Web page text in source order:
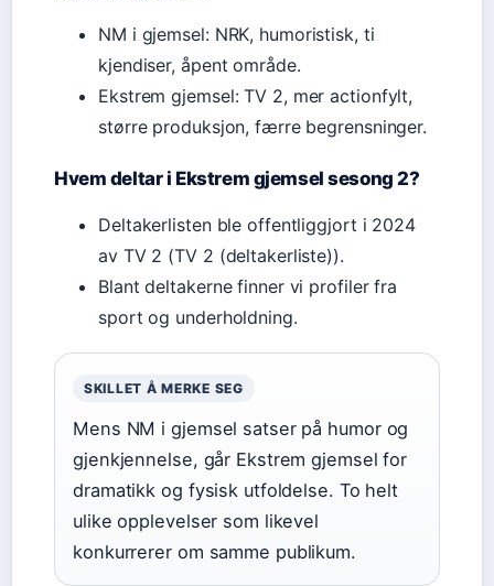
NM i gjemsel: NRK, humoristisk, ti
kjendiser, åpent område.
Ekstrem gjemsel: TV 2, mer actionfylt,
større produksjon, færre begrensninger.
Hvem deltar i Ekstrem gjemsel sesong 2?
Deltakerlisten ble offentliggjort i 2024
av TV 2 (TV 2 (deltakerliste)).
Blant deltakerne finner vi profiler fra
sport og underholdning.
SKILLET Å MERKE SEG
Mens NM i gjemsel satser på humor og
gjenkjennelse, går Ekstrem gjemsel for
dramatikk og fysisk utfoldelse. To helt
ulike opplevelser som likevel
konkurrerer om samme publikum.